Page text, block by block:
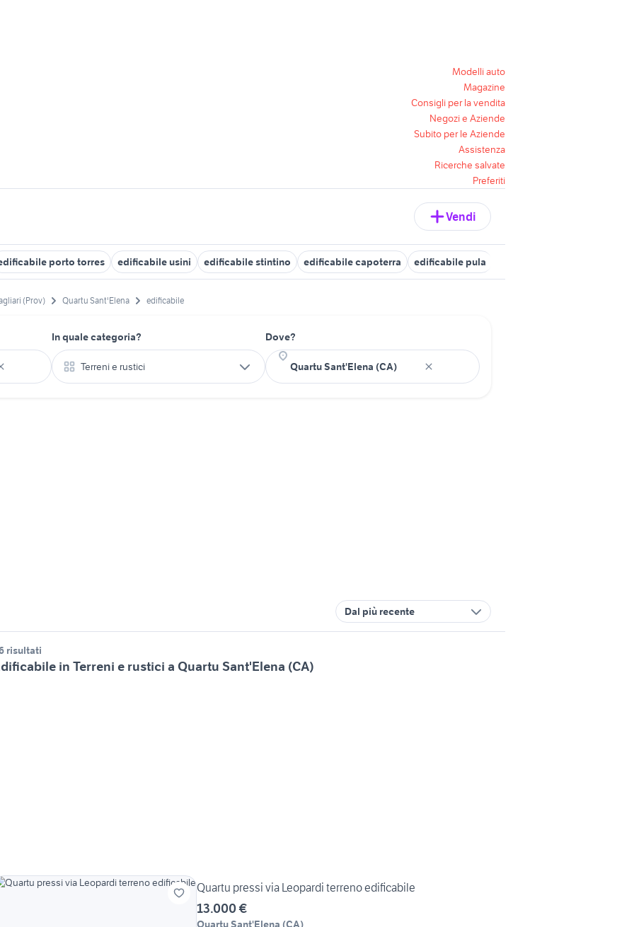
Modelli auto
Magazine
Consigli per la vendita
Negozi e Aziende
Subito per le Aziende
Assistenza
Ricerche salvate
Preferiti
Vendi
porto torres edificabile usini edificabile stintino edificabile capoterra edificabile pula
(Prov) Quartu Sant'Elena edificabile
In quale categoria?
Terreni e rustici
Dove?
Dal più recente
risultati
in Terreni e rustici a Quartu Sant'Elena (CA)
Quartu pressi via Leopardi terreno edificabile
13.000 €
Quartu Sant'Elena (CA)